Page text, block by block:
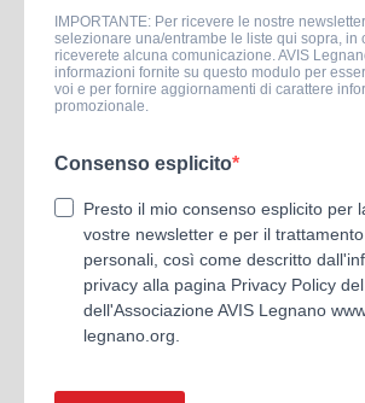
IMPORTANTE: Per ricevere le nostre
selezionare una/entrambe le liste qui sopra, in
riceverete alcuna comunicazione. AVIS
informazioni fornite su questo modulo per
voi e per fornire aggiornamenti di carattere
promozionale.
Consenso esplicito
Presto il mio consenso esplicito per
vostre newsletter e per il
personali, così come descritto
privacy alla pagina Privacy Policy
dell'Associazione AVIS Legnano
legnano.org.